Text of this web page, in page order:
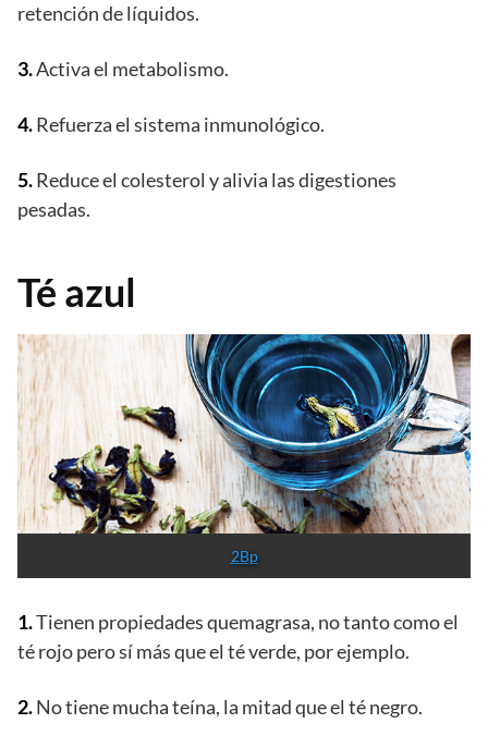
retención de líquidos.
3.Activa el metabolismo.
4.Refuerza el sistema inmunológico.
5.Reduce el colesterol y alivia las digestiones
pesadas.
Té azul
2Bp
1.Tienen propiedades quemagrasa, no tanto como el
té rojo pero sí más que el té verde, por ejemplo.
2.No tiene mucha teína, la mitad que el té negro.